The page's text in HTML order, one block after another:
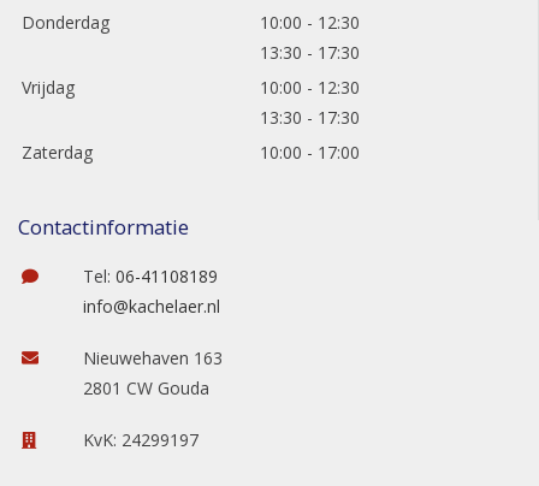
Donderdag
10:00 - 12:30
13:30 - 17:30
Vrijdag
10:00 - 12:30
13:30 - 17:30
Zaterdag
10:00 - 17:00
Contactinformatie
Tel: 06-41108189
info@kachelaer.nl
Nieuwehaven 163
2801 CW Gouda
KvK: 24299197